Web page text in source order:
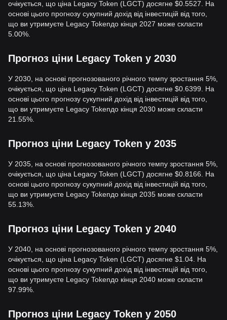
очікується, що ціна Legacy Token (LGCT) досягне $0.5527. На
основі цього прогнозу сукупний дохід від інвестицій від того,
що ви утримуєте Legacy Tokenдо кінця 2027 може скласти
5.00%.
Прогноз ціни Legacy Token у 2030
У 2030, на основі прогнозованого річного темпу зростання 5%,
очікується, що ціна Legacy Token (LGCT) досягне $0.6399. На
основі цього прогнозу сукупний дохід від інвестицій від того,
що ви утримуєте Legacy Tokenдо кінця 2030 може скласти
21.55%.
Прогноз ціни Legacy Token у 2035
У 2035, на основі прогнозованого річного темпу зростання 5%,
очікується, що ціна Legacy Token (LGCT) досягне $0.8166. На
основі цього прогнозу сукупний дохід від інвестицій від того,
що ви утримуєте Legacy Tokenдо кінця 2035 може скласти
55.13%.
Прогноз ціни Legacy Token у 2040
У 2040, на основі прогнозованого річного темпу зростання 5%,
очікується, що ціна Legacy Token (LGCT) досягне $1.04. На
основі цього прогнозу сукупний дохід від інвестицій від того,
що ви утримуєте Legacy Tokenдо кінця 2040 може скласти
97.99%.
Прогноз ціни Legacy Token у 2050